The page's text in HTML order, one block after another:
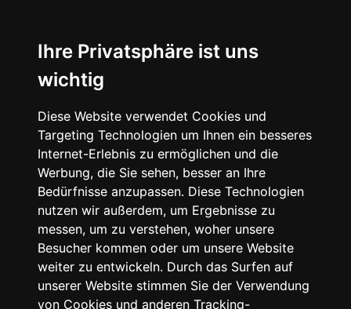
Ihre Privatsphäre ist uns
wichtig
Diese Website verwendet Cookies und
Targeting Technologien um Ihnen ein besseres
Internet-Erlebnis zu ermöglichen und die
Werbung, die Sie sehen, besser an Ihre
Bedürfnisse anzupassen. Diese Technologien
nutzen wir außerdem, um Ergebnisse zu
messen, um zu verstehen, woher unsere
Besucher kommen oder um unsere Website
weiter zu entwickeln. Durch das Surfen auf
unserer Website stimmen Sie der Verwendung
von Cookies und anderen Tracking-